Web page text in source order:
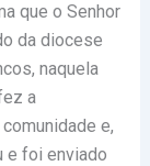
que o Senhor
da diocese
naquela
a
e,
e foi enviado